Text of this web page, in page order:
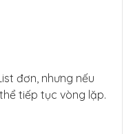
đơn, nhưng nếu
tiếp tục vòng lặp.